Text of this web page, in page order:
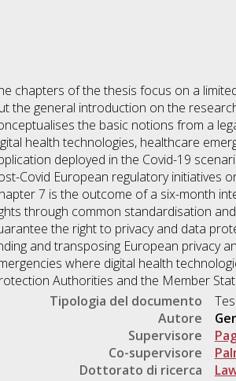
chapters of the thesis focus on a
the general introduction on the
the basic notions from a
health technologies, healthcare
deployed in the Covid-19
Covid European regulatory initiatives
7 is the outcome of a six-month
through common standardisation
the right to privacy and data
and transposing European privacy
where digital health
Authorities and the Member
Tipologia del documento
Autore
Supervisore
Co-supervisore
Dottorato di ricerca